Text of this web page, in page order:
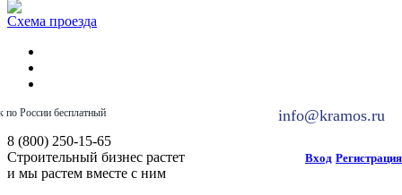
Схема проезда
info@kramos.ru
по России бесплатный
8 (800) 250-15-65
Вход Регистрация
Строительный бизнес растет
и мы растем вместе с ним